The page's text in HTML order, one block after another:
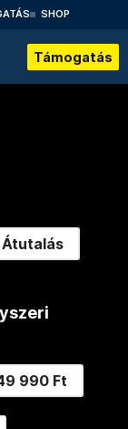
SHOP
Támogatás
Átutalás
990 Ft